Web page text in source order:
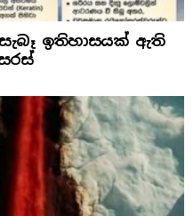
ඉතිහාසයක් ඇති